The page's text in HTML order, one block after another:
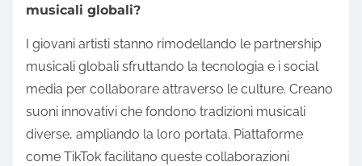
musicali globali?
I giovani artisti stanno rimodellando le partnership
musicali globali sfruttando la tecnologia e i social
media per collaborare attraverso le culture. Creano
suoni innovativi che fondono tradizioni musicali
diverse, ampliando la loro portata. Piattaforme
come TikTok facilitano queste collaborazioni